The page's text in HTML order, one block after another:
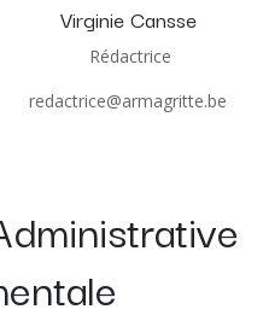
Virginie Cansse
Rédactrice
redactrice@armagritte.be